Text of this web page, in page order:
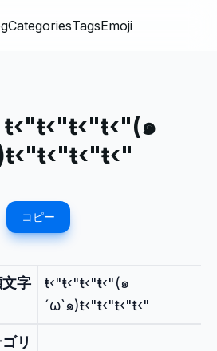
CategoriesTagsEmoji
ŧ‹"ŧ‹"ŧ‹"ŧ‹"(๑
コピー
文字
ŧ‹"ŧ‹"ŧ‹"ŧ‹"(๑
´ω`๑)ŧ‹"ŧ‹"ŧ‹"ŧ‹"
リ